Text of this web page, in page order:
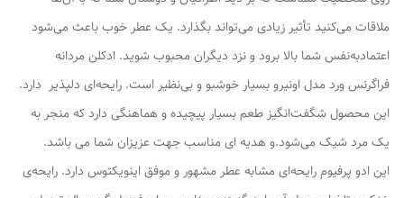
ملاقات می‌کنید تأثیر زیادی می‌تواند بگذارد. یک عطر خوب باعث می‌شود
اعتمادبه‌نفس شما بالا برود و نزد دیگران محبوب شوید. ادکلن مردانه
فراگرنس ورد مدل اونیرو بسیار خوشبو و بی‌نظیر است. رایحه‌ای دلپذیر دارد.
این محصول شگفت‌انگیز طعم بسیار پیچیده و هماهنگی دارد که منجر به
یک مرد شیک می‌شود.و هدیه ای مناسب جهت عزیزان شما می باشد.
این ادو پرفیوم رایحه‌ای مشابه عطر مشهور و موفق اینویکتوس دارد. رایحه‌ی